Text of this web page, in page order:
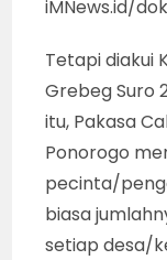
iMNews.id/
Tetapi diakui
Grebeg Suro
itu, Pakasa
Ponorogo
pecinta/
biasa
setiap desa/